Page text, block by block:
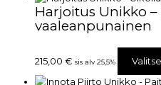
Harjoitus Unikko
vaaleanpunainen
215,00 € sis alv 25,5%